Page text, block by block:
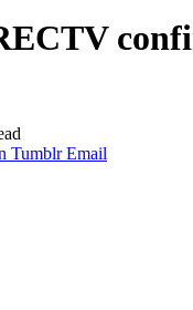
Tumblr Email